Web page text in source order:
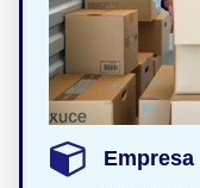
Empresa